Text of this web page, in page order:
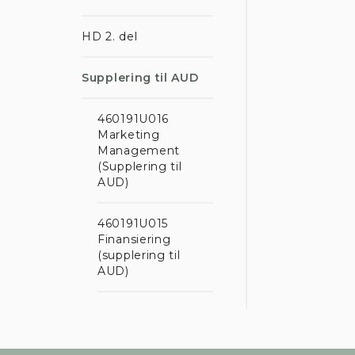
HD 2. del
Supplering til AUD
460191U016
Marketing
Management
(Supplering til
AUD)
460191U015
Finansiering
(supplering til
AUD)